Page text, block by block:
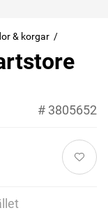
& korgar
# 3805652